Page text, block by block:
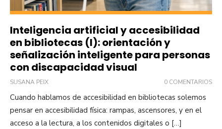
Inteligencia artificial y accesibilidad
en bibliotecas (I): orientación y
señalización inteligente para personas
con discapacidad visual
SUSANA PEIX 0 COMENTARIOS
Cuando hablamos de accesibilidad en bibliotecas solemos
pensar en accesibilidad física: rampas, ascensores, y en el
acceso a la lectura, a los contenidos digitales o […]